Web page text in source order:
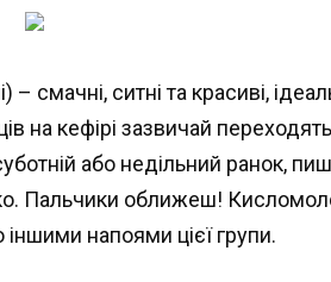
– смачні, ситні та красиві,
на кефірі зазвичай
або недільний ранок,
Пальчики оближеш!
напоями цієї групи.